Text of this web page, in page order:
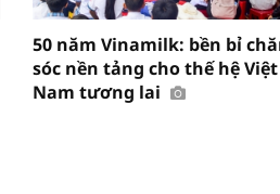
50 năm Vinamilk: bền bỉ
sóc nền tảng cho thế hệ Việt
Nam tương lai